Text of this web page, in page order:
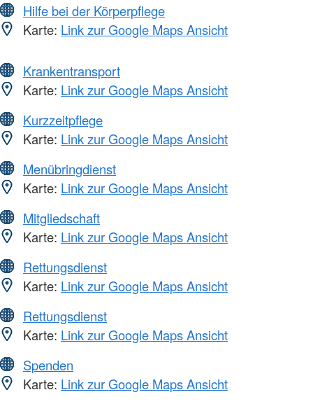
Hilfe bei der Körperpflege
Karte: Link zur Google Maps Ansicht
Krankentransport
Karte: Link zur Google Maps Ansicht
Kurzzeitpflege
Karte: Link zur Google Maps Ansicht
Menübringdienst
Karte: Link zur Google Maps Ansicht
Mitgliedschaft
Karte: Link zur Google Maps Ansicht
Rettungsdienst
Karte: Link zur Google Maps Ansicht
Rettungsdienst
Karte: Link zur Google Maps Ansicht
Spenden
Karte: Link zur Google Maps Ansicht